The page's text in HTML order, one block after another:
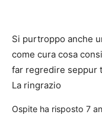
Si purtroppo anche
come cura cosa
far regredire seppur
La ringrazio
Ospite ha risposto 7